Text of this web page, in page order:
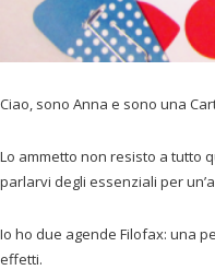
Ciao, sono Anna e sono una
Lo ammetto non resisto a tutto
parlarvi degli essenziali per
Io ho due agende Filofax: una
effetti.